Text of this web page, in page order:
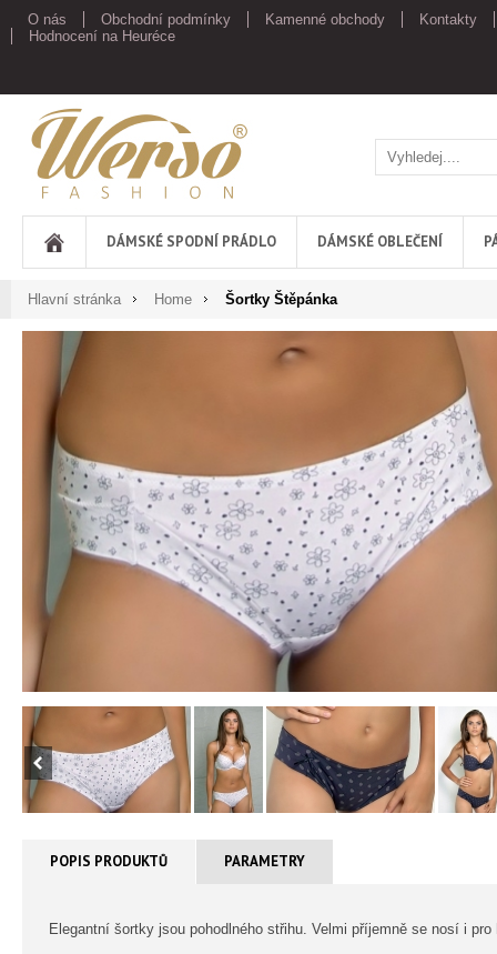
O nás Obchodní podmínky Kamenné obchody
Kontakty
Hodnocení na Heuréce
Werso
DÁMSKÉ SPODNÍ PRÁDLO DÁMSKÉ OBLEČENÍ
Hlavní stránka Home Šortky Štěpánka
POPIS PRODUKTŮ PARAMETRY
Elegantní šortky jsou pohodlného střihu. Velmi příjemně se nosí i